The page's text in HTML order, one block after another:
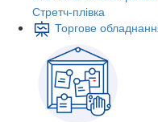
Стретч-плівка
Торгове